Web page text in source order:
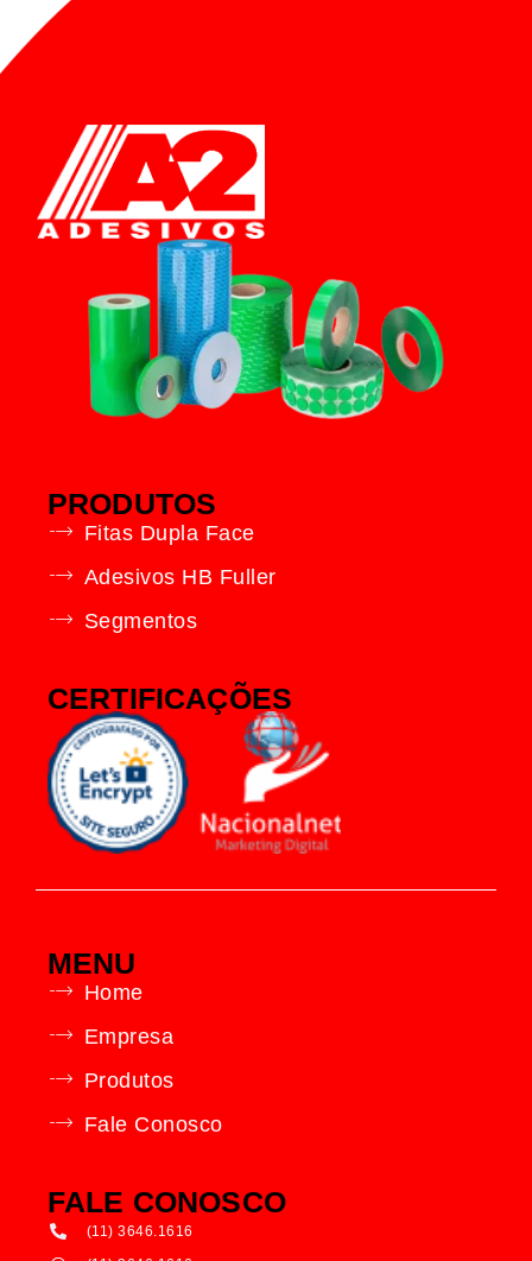
PRODUTOS
Fitas Dupla Face
Adesivos HB Fuller
Segmentos
CERTIFICAÇÕES
MENU
Home
Empresa
Produtos
Fale Conosco
FALE CONOSCO
(11) 3646.1616